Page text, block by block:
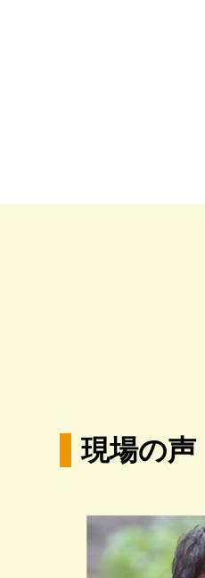
現場の声